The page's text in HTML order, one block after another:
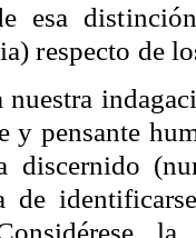
esa
respecto de
nuestra
y pensante
discernido
de